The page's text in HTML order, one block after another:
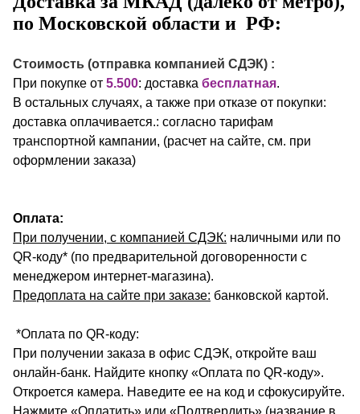
по Московской области и РФ:
Стоимость (отправка компанией СДЭК) :
При покупке от 5.500: доставка бесплатная.
В остальных случаях, а также при отказе от покупки:
доставка оплачивается.: согласно тарифам
транспортной кампании, (расчет на сайте, см. при
оформлении заказа)
Оплата:
При получении, с компанией СДЭК: наличными или по
QR-коду* (по предварительной договоренности с
менеджером интернет-магазина).
Предоплата на сайте при заказе: банковской картой.
*Оплата по QR-коду:
При получении заказа в офис СДЭК, откройте ваш
онлайн-банк. Найдите кнопку «Оплата по QR-коду».
Откроется камера. Наведите ее на код и сфокусируйте.
Нажмите «Оплатить» или «Подтвердить» (название в